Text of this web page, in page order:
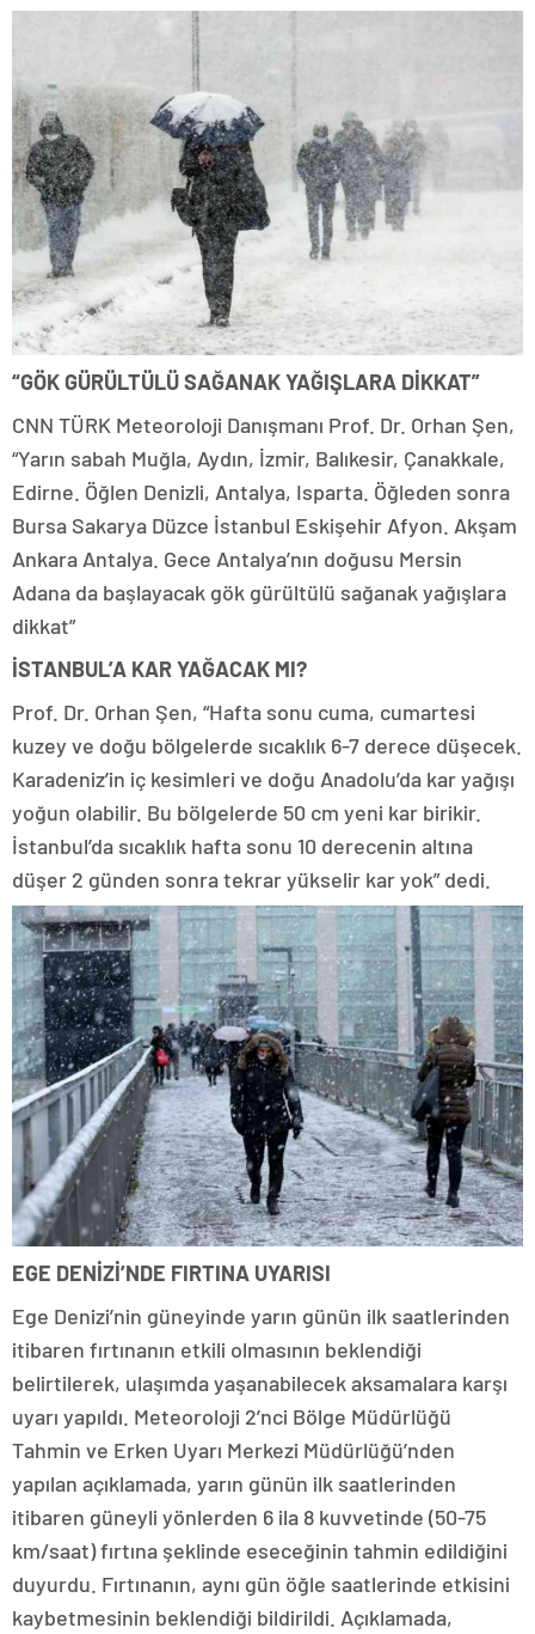
“GÖK GÜRÜLTÜLÜ SAĞANAK YAĞIŞLARA DİKKAT”
CNN TÜRK Meteoroloji Danışmanı Prof. Dr. Orhan Şen,
“Yarın sabah Muğla, Aydın, İzmir, Balıkesir, Çanakkale,
Edirne. Öğlen Denizli, Antalya, Isparta. Öğleden sonra
Bursa Sakarya Düzce İstanbul Eskişehir Afyon. Akşam
Ankara Antalya. Gece Antalya’nın doğusu Mersin
Adana da başlayacak gök gürültülü sağanak yağışlara
dikkat”
İSTANBUL’A KAR YAĞACAK MI?
Prof. Dr. Orhan Şen, “Hafta sonu cuma, cumartesi
kuzey ve doğu bölgelerde sıcaklık 6-7 derece düşecek.
Karadeniz’in iç kesimleri ve doğu Anadolu’da kar yağışı
yoğun olabilir. Bu bölgelerde 50 cm yeni kar birikir.
İstanbul’da sıcaklık hafta sonu 10 derecenin altına
düşer 2 günden sonra tekrar yükselir kar yok” dedi.
EGE DENİZİ’NDE FIRTINA UYARISI
Ege Denizi’nin güneyinde yarın günün ilk saatlerinden
itibaren fırtınanın etkili olmasının beklendiği
belirtilerek, ulaşımda yaşanabilecek aksamalara karşı
uyarı yapıldı. Meteoroloji 2’nci Bölge Müdürlüğü
Tahmin ve Erken Uyarı Merkezi Müdürlüğü’nden
yapılan açıklamada, yarın günün ilk saatlerinden
itibaren güneyli yönlerden 6 ila 8 kuvvetinde (50-75
km/saat) fırtına şeklinde eseceğinin tahmin edildiğini
duyurdu. Fırtınanın, aynı gün öğle saatlerinde etkisini
kaybetmesinin beklendiği bildirildi. Açıklamada,